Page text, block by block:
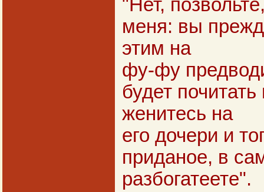
"Нет,
меня: вы
этим на
фу-фу
будет
женитесь на
его дочери и
приданое, в
разбогатеете".